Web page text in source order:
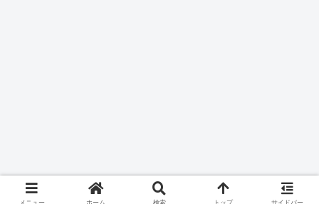
メニュー ホーム 検索 トップ サイドバー